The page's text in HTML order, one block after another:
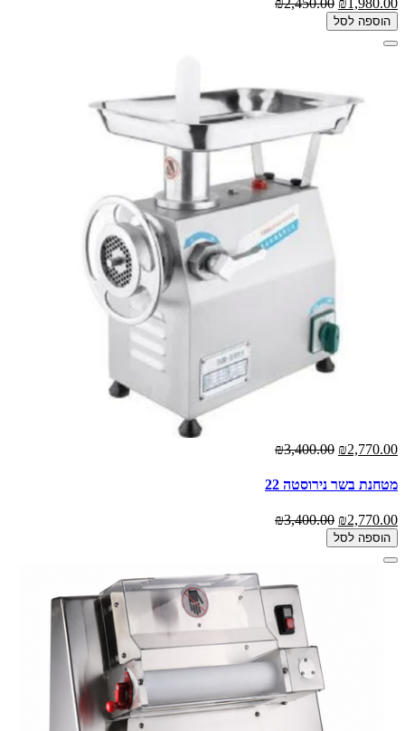
הוספה לסל
₪2,770.00
₪3,400.00
מטחנת בשר נירוסטה 22
₪2,770.00
₪3,400.00
הוספה לסל